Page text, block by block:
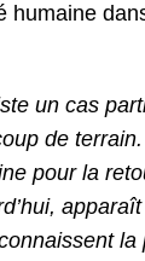
humaine
un cas
de
pour la
la